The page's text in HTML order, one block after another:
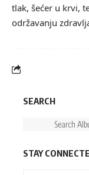
tlak, šećer u krvi,
održavanju
SEARCH
STAY